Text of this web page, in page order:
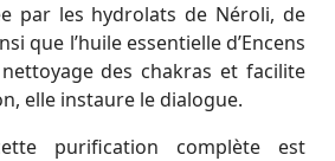
par les hydrolats de Néroli, de
que l’huile essentielle d’Encens
des chakras et facilite
elle instaure le dialogue.
purification complète est